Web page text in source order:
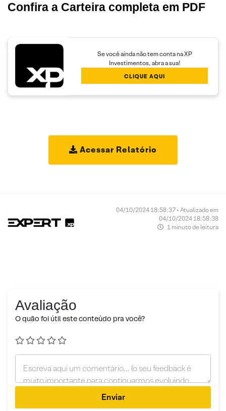
Confira a Carteira completa em PDF
Se você ainda não tem conta na XP
Investimentos, abra a sua!
CLIQUE AQUI
Acessar Relatório
04/10/2024 18:58:37 • Atualizado em
04/10/2024 18:58:38
1 minuto de leitura
Avaliação
O quão foi útil este conteúdo pra você?
Enviar